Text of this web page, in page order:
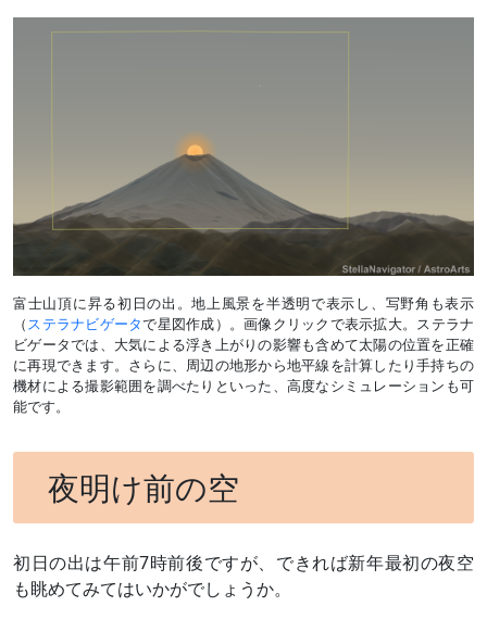
富士山頂に昇る初日の出。地上風景を半透明で表示し、写野角も表示
（ステラナビゲータで星図作成）。画像クリックで表示拡大。ステラナ
ビゲータでは、大気による浮き上がりの影響も含めて太陽の位置を正確
に再現できます。さらに、周辺の地形から地平線を計算したり手持ちの
機材による撮影範囲を調べたりといった、高度なシミュレーションも可
能です。
夜明け前の空
初日の出は午前7時前後ですが、できれば新年最初の夜空
も眺めてみてはいかがでしょうか。